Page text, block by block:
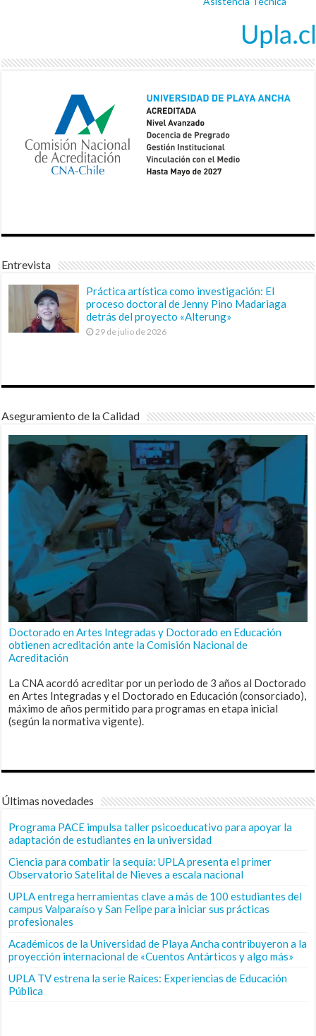
Entrevista
Práctica artística como investigación: El
proceso doctoral de Jenny Pino Madariaga
detrás del proyecto «Alterung»
29 de julio de 2026
Aseguramiento de la Calidad
Doctorado en Artes Integradas y Doctorado en Educación
obtienen acreditación ante la Comisión Nacional de
Acreditación
La CNA acordó acreditar por un periodo de 3 años al Doctorado
en Artes Integradas y el Doctorado en Educación (consorciado),
máximo de años permitido para programas en etapa inicial
(según la normativa vigente).
Últimas novedades
Programa PACE impulsa taller psicoeducativo para apoyar la
adaptación de estudiantes en la universidad
Ciencia para combatir la sequía: UPLA presenta el primer
Observatorio Satelital de Nieves a escala nacional
UPLA entrega herramientas clave a más de 100 estudiantes del
campus Valparaíso y San Felipe para iniciar sus prácticas
profesionales
Académicos de la Universidad de Playa Ancha contribuyeron a la
proyección internacional de «Cuentos Antárticos y algo más»
UPLA TV estrena la serie Raíces: Experiencias de Educación
Pública